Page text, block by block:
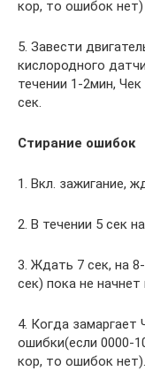
кор, то ошибок нет)
5. Завести
кислородного
течении 1-2мин,
сек.
Стирание ошибок
1. Вкл. зажигание,
2. В течении 5 сек
3. Ждать 7 сек, на
сек) пока не начнет
4. Когда замаргает
ошибки(если 0000-
кор, то ошибок нет).